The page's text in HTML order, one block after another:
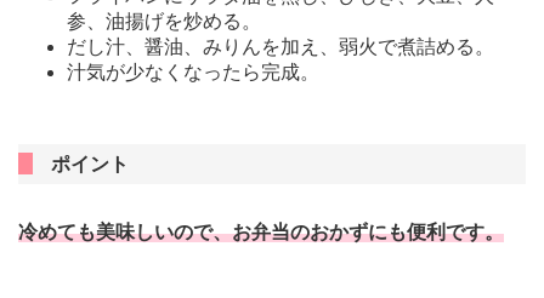
参、油揚げを炒める。
だし汁、醤油、みりんを加え、弱火で煮詰める。
汁気が少なくなったら完成。
ポイント
冷めても美味しいので、お弁当のおかずにも便利です。